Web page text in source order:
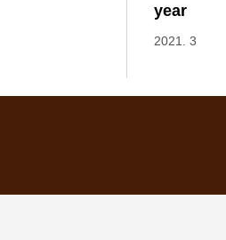
year
2021. 3